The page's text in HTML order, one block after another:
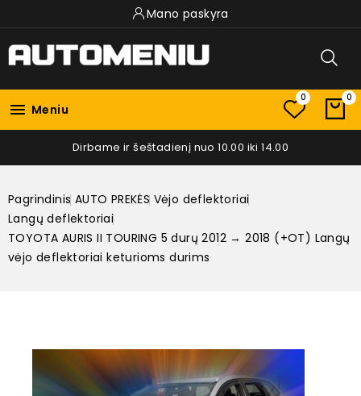
Mano paskyra
 Meniu
0 0
Dirbame ir šeštadienį nuo 10.00 iki 14.00
Pagrindinis AUTO PREKĖS Vėjo deflektoriai
Langų deflektoriai
TOYOTA AURIS II TOURING 5 durų 2012 → 2018 (+OT) Langų
vėjo deflektoriai keturioms durims